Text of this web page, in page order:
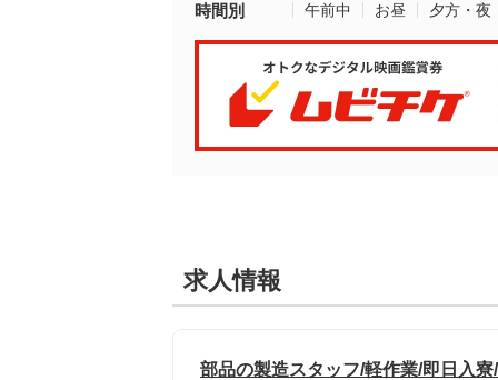
時間別 午前中 お昼 夕方・夜
求人情報
部品の製造スタッフ/軽作業/即日入